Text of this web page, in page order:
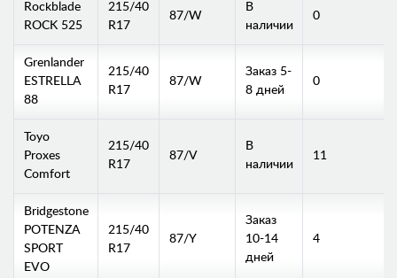
Rockblade
ROCK 525
215/40
R17
87/W
В
наличии
0
Grenlander
ESTRELLA
88
215/40
R17
87/W
Заказ 5-
8 дней
0
Toyo
Proxes
Comfort
215/40
R17
87/V
В
наличии
11
Bridgestone
POTENZA
SPORT
EVO
215/40
R17
87/Y
Заказ
10-14
дней
4